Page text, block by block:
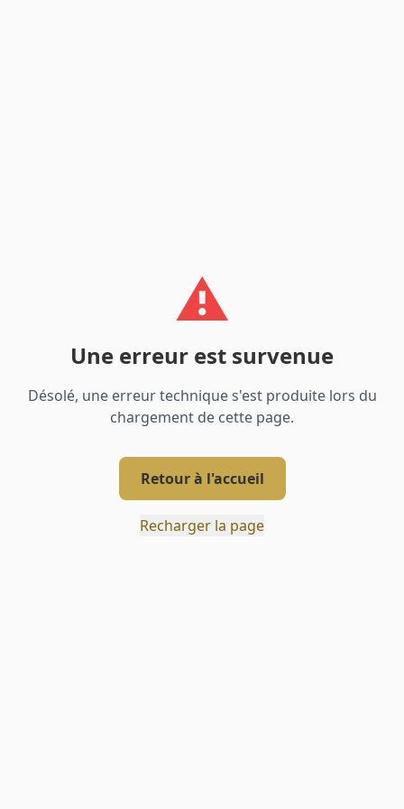
⚠️
Une erreur est survenue
Désolé, une erreur technique s'est produite lors du
chargement de cette page.
Retour à l'accueil
Recharger la page